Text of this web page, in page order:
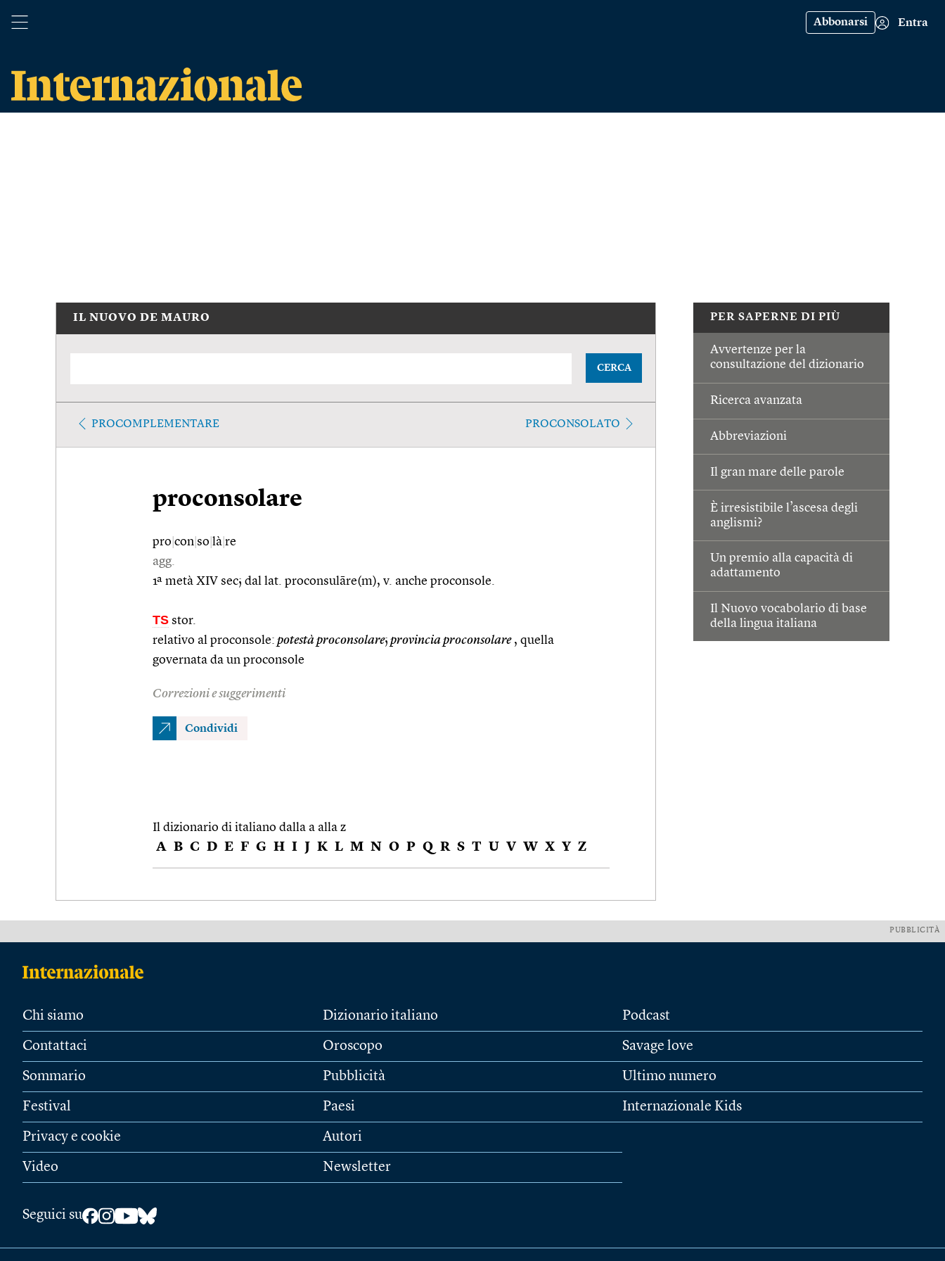
Abbonarsi Entra
PER SAPERNE DI PIÙ
Avvertenze per la
consultazione del dizionario
Ricerca avanzata
Abbreviazioni
Il gran mare delle parole
È irresistibile l’ascesa degli
anglismi?
Un premio alla capacità di
adattamento
Il Nuovo vocabolario di base
della lingua italiana
IL NUOVO DE MAURO
CERCA
PROCOMPLEMENTARE PROCONSOLATO
proconsolare
pro con so là re
agg.
1ª metà XIV sec; dal lat. proconsulāre(m), v. anche proconsole.
TS stor.
relativo al proconsole: potestà proconsolare; provincia proconsolare, quella
governata da un proconsole
Correzioni e suggerimenti
Condividi
Il dizionario di italiano dalla a alla z
A B C D E F G H I J K L M N O P Q R S T U V W X Y Z
PUBBLICITÀ
Chi siamo
Contattaci
Sommario
Festival
Privacy e cookie
Video
Dizionario italiano
Oroscopo
Pubblicità
Paesi
Autori
Newsletter
Podcast
Savage love
Ultimo numero
Internazionale Kids
Seguici su